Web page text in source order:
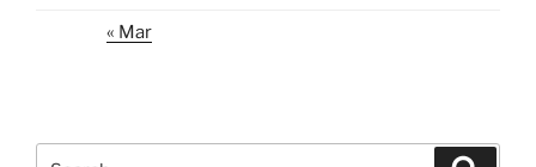
« Mar